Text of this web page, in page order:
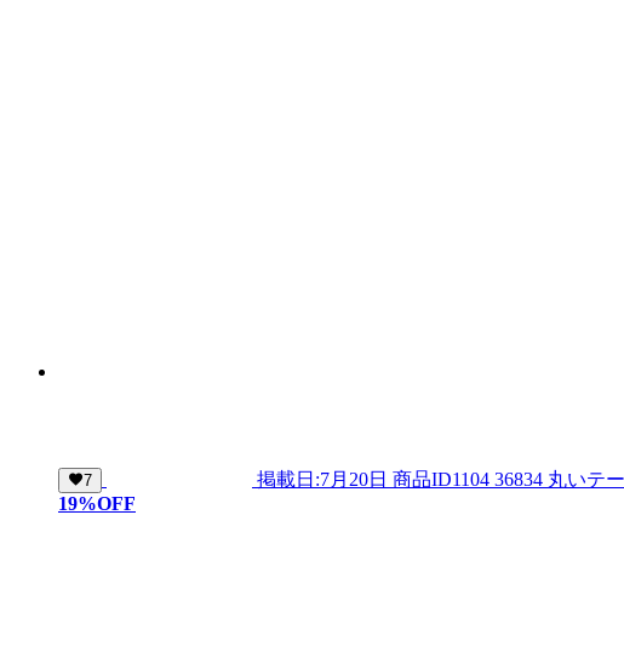
7 掲載日:7月20日 商品ID1104 36834 丸いテ
19%OFF